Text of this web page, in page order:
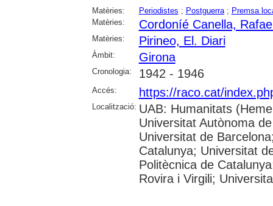
Matèries: Periodistes ; Postguerra; Premsa
Matèries:
Cordoníé Canella,
Matèries: Pirineo, El. Diari
Àmbit: Girona
Cronologia: 1942 - 1946
Accés: https://raco.cat/
Localització: UAB: Humanitats
Universitat Autònoma
Universitat de
Catalunya; Universitat
Politècnica de
Rovira i Virgili;